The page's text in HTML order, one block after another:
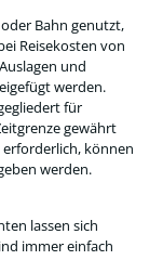
Bahn genutzt,
Reisekosten von
und
werden.
für
gewährt
erforderlich, können
werden.
lassen sich
immer einfach